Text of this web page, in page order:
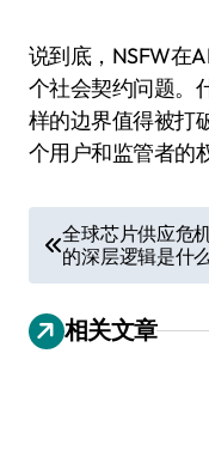
说到底，NSFW在
个社会契约问题。
样的边界值得被打
个用户和监管者的
章
导
航
全球芯片供应危
的深层逻辑是什
相关文章